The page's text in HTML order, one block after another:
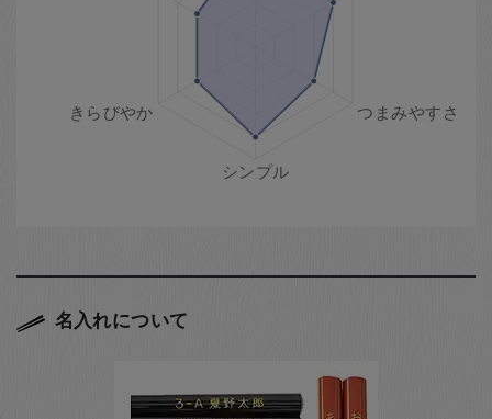
名入れについて